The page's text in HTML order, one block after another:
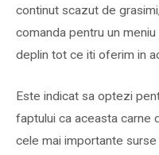
continut scazut de
comanda pentru un
deplin tot ce iti oferim in
Este indicat sa optezi
faptului ca aceasta carne
cele mai importante